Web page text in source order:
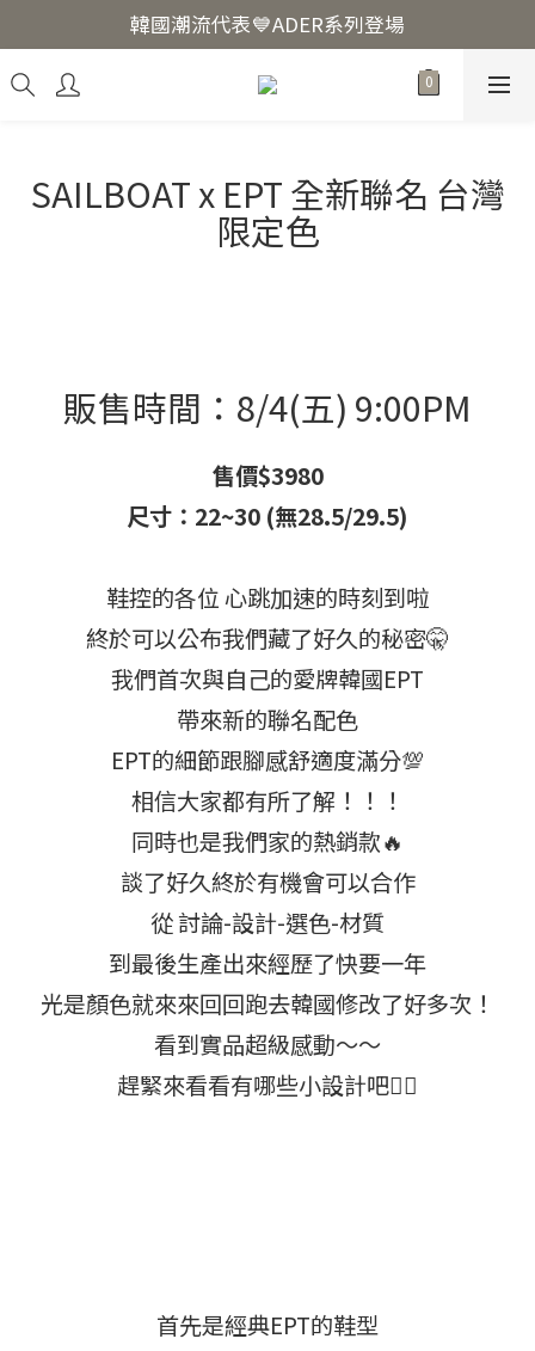
韓國爆紅🔥LUODIN Y2K相機📷
韓國潮流代表💙ADER系列登場
韓國爆紅🔥LUODIN Y2K相機📷
SAILBOAT x EPT 全新聯名 台灣
限定色
販售時間：8/4(五) 9:00PM
售價$3980
尺寸：22~30 (無28.5/29.5)
鞋控的各位 心跳加速的時刻到啦
終於可以公布我們藏了好久的秘密🤫
我們首次與自己的愛牌韓國EPT
帶來新的聯名配色
EPT的細節跟腳感舒適度滿分💯
相信大家都有所了解！！！
同時也是我們家的熱銷款🔥
談了好久終於有機會可以合作
從 討論-設計-選色-材質
到最後生產出來經歷了快要一年
光是顏色就來來回回跑去韓國修改了好多次！
看到實品超級感動～～
趕緊來看看有哪些小設計吧👇🏻
首先是經典EPT的鞋型